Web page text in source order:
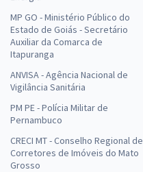
MP GO - Ministério Público do
Estado de Goiás - Secretário
Auxiliar da Comarca de
Itapuranga
ANVISA - Agência Nacional de
Vigilância Sanitária
PM PE - Polícia Militar de
Pernambuco
CRECI MT - Conselho Regional de
Corretores de Imóveis do Mato
Grosso